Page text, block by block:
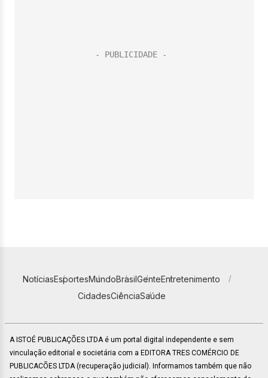
NotíciasEsportesMundoBrasilGenteEntretenimento
CidadesCiênciaSaúde
A ISTOÉ PUBLICAÇÕES LTDA é um portal digital independente e sem
vinculação editorial e societária com a EDITORA TRES COMÉRCIO DE
PUBLICACÕES LTDA (recuperação judicial). Informamos também que não